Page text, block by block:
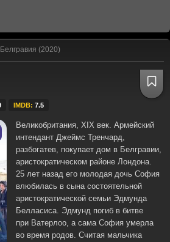
(2020)
IMDB: 7.5
Великобритания, XIX век. Армейский
интендант Джеймс Тренчард,
разбогатев, покупает дом в Белгравии,
аристократическом районе Лондона.
25 лет назад его молодая дочь София
влюбилась в сына состоятельной
аристократической семьи Эдмунда
Белласиса. Эдмунд погиб в битве
при Ватерлоо, а сама София умерла
во время родов. Считая мальчика